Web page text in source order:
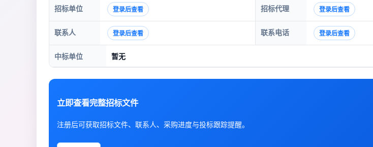
招标单位 登录后查看 招标代理 登录后查看
联系人 登录后查看 联系电话 登录后查看
中标单位 暂无
立即查看完整招标文件
注册后可获取招标文件、联系人、采购进度与投标跟踪提醒。